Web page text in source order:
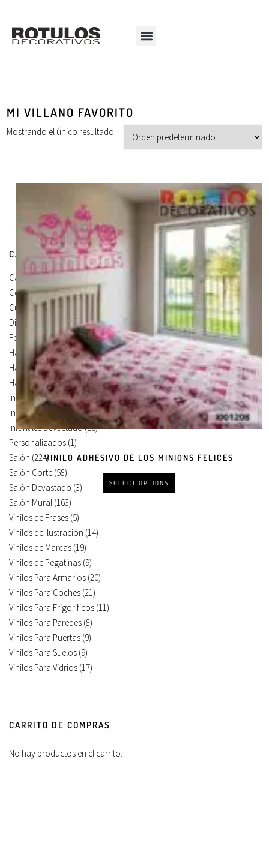
MI VILLANO FAVORITO
Mostrando el único resultado
VINILO ADHESIVO DE LOS MINIONS FELICES
SELECT OPTIONS
CATEGORÍAS DE PRODUCTOS
Carteles Para Puertas
Cocina(13)
Cuadros en Vinilos
Diseños en Vinilo
(8)
Foto Lienzo(51)
Habitación (4)
Habitación Corte (3)
Habitación Devastado (1)
Infantiles(75)
Infantiles Corte
(65)
Infantiles Devastado(10)
Personalizados (1)
Salón (224)
Salón Corte (58)
Salón Devastado (3)
Salón Mural (163)
Vinilos de Frases (5)
Vinilos de Ilustración (14)
Vinilos de Marcas (19)
Vinilos de Pegatinas (9)
Vinilos Para Armarios (20)
Vinilos Para Coches (21)
Vinilos Para Frigorificos (11)
Vinilos Para Paredes (8)
Vinilos Para Puertas (9)
Vinilos Para Suelos (9)
Vinilos Para Vidrios (17)
CARRITO DE COMPRAS
No hay productos en el carrito.